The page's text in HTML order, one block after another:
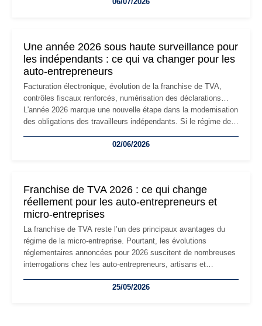
professionnels, recrutement, image de marque… Le
Une année 2026 sous haute surveillance pour
les indépendants : ce qui va changer pour les
auto-entrepreneurs
Facturation électronique, évolution de la franchise de TVA,
contrôles fiscaux renforcés, numérisation des déclarations…
L'année 2026 marque une nouvelle étape dans la modernisation
des obligations des travailleurs indépendants. Si le régime de
les auto-entrepreneurs devront s'adapter à un environnement
02/06/2026
Franchise de TVA 2026 : ce qui change
réellement pour les auto-entrepreneurs et
micro-entreprises
La franchise de TVA reste l’un des principaux avantages du
régime de la micro-entreprise. Pourtant, les évolutions
réglementaires annoncées pour 2026 suscitent de nombreuses
interrogations chez les auto-entrepreneurs, artisans et
facturation ou risque de bascule vers la TVA : les règles
25/05/2026